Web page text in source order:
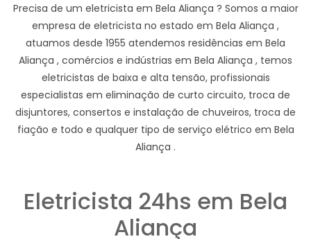
Precisa de um eletricista em Bela Aliança ? Somos a maior
empresa de eletricista no estado em Bela Aliança ,
atuamos desde 1955 atendemos residências em Bela
Aliança , comércios e indústrias em Bela Aliança , temos
eletricistas de baixa e alta tensão, profissionais
especialistas em eliminação de curto circuito, troca de
disjuntores, consertos e instalação de chuveiros, troca de
fiação e todo e qualquer tipo de serviço elétrico em Bela
Aliança .
Eletricista 24hs em Bela
Aliança